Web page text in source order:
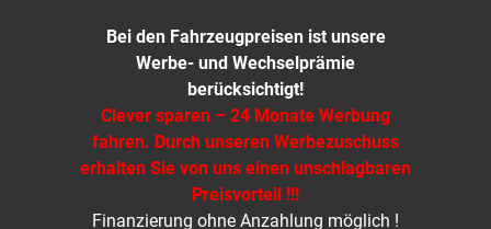
Bei den Fahrzeugpreisen ist unsere
Werbe- und Wechselprämie
berücksichtigt!
Clever sparen – 24 Monate Werbung
fahren. Durch unseren Werbezuschuss
erhalten Sie von uns einen unschlagbaren
Preisvorteil !!!
Finanzierung ohne Anzahlung möglich !